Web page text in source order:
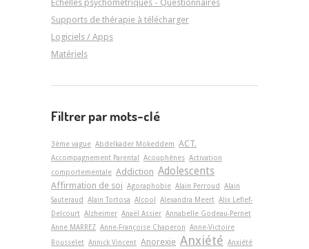
Echelles psychométriques - Questionnaires
Supports de thérapie à télécharger
Logiciels / Apps
Matériels
Filtrer par mots-clé
3ème vague Abdelkader Mokeddem ACT.
Accompagnement Parental Acouphènes Activation
comportementale Addiction Adolescents
Affirmation de soi Agoraphobie Alain Perroud Alain
Sauteraud Alain Tortosa Alcool Alexandra Meert Alix Lefief-
Delcourt Alzheimer Anaël Assier Annabelle Godeau-Pernet
Anne MARREZ Anne-Françoise Chaperon Anne-Victoire
Rousselet Annick Vincent Anorexie Anxiété Anxiété